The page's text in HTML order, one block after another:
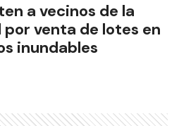
a vecinos de la
venta de lotes en
inundables